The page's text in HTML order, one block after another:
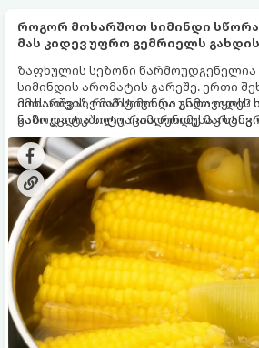
როგორ მოხარშოთ სიმინდი
მას კიდევ უფრო გემრიელს გახდის
ზაფხულის სეზონი
სიმინდის არომატის გარეშე. ერთი
მოხარშვაზე მარტივი რა უნდა იყოს?
გამოუცდია სიტუაცია, როდესაც
შემდეგაც კი მარცვლები ხისტი,
რჩება.
იმისათვის, რომ სიმინდი გამოვიდეს
ნაზი და ტკბილი, რამდენიმე
სპეციალური კულინარიული ხრიკის